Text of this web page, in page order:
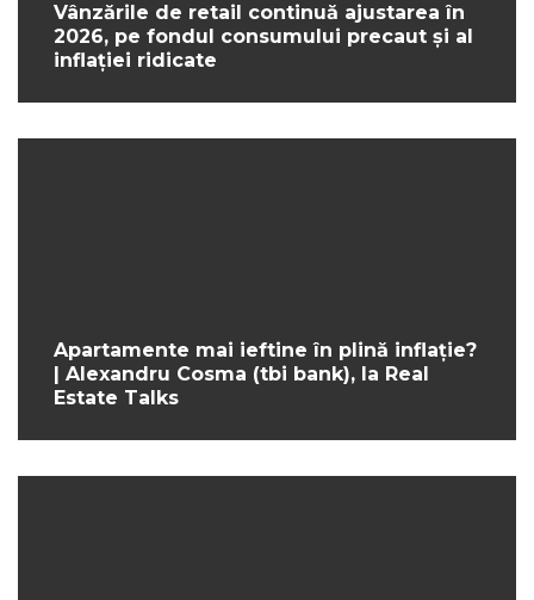
Vânzările de retail continuă ajustarea în
2026, pe fondul consumului precaut și al
inflației ridicate
Apartamente mai ieftine în plină inflație?
| Alexandru Cosma (tbi bank), la Real
Estate Talks